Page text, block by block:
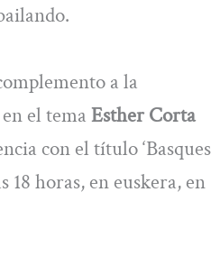
a la
el tema Esther Corta
con el título ‘Basques
18 horas, en euskera, en